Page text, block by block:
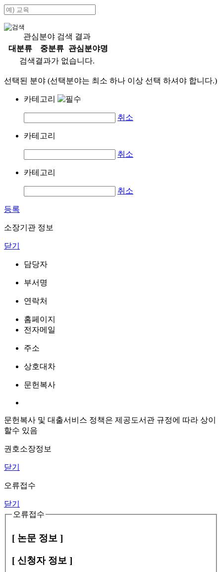
관심분야 검색 결과
대분류
중분류
관심분야명
검색결과가 없습니다.
선택된 분야 (선택분야는 최소 하나 이상 선택 하셔야 합니다.)
카테고리
취소
카테고리
취소
카테고리
취소
등록
소장기관 정보
닫기
담당자
부서명
연락처
홈페이지
전자메일
주소
상호대차
문헌복사
문헌복사 및 대출서비스 정책은 제공도서관 규정에 따라 상이
할수 있음
권호소장정보
닫기
오류접수
닫기
오류접수
[ 논문 정보 ]
[ 신청자 정보 ]